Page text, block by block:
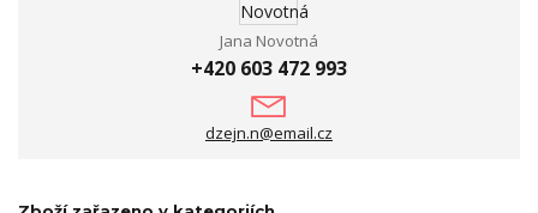
Jana Novotná
+420 603 472 993
dzejn.n@email.cz